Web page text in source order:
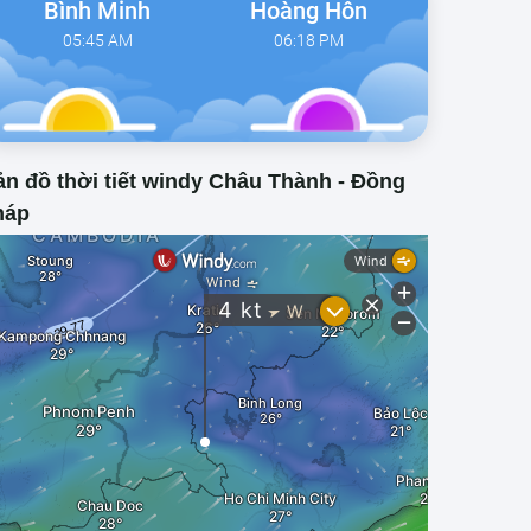
Bình Minh
05:45 AM
Hoàng Hôn
06:18 PM
đồ thời tiết windy Châu Thành - Đồng